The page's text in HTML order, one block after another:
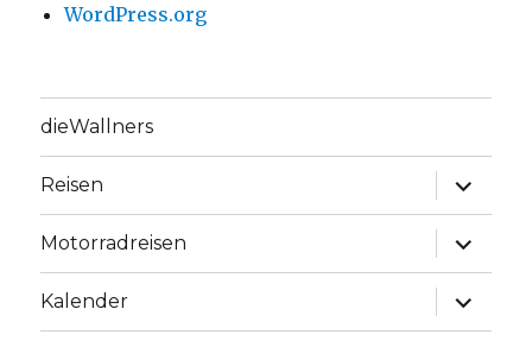
WordPress.org
dieWallners
Reisen
Motorradreisen
Kalender